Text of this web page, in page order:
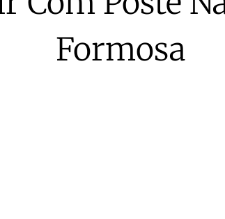
Formosa